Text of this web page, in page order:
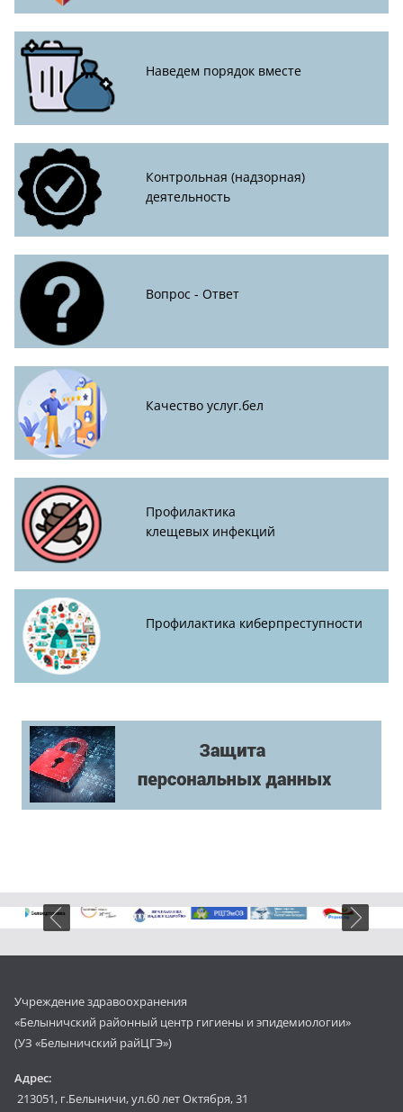
Наведем порядок вместе
Контрольная (надзорная)
деятельность
Вопрос - Ответ
Качество услуг.бел
Профилактика
клещевых инфекций
Профилактика киберпреступности
Учреждение здравоохранения
«Белыничский районный центр гигиены и эпидемиологии»
(УЗ «Белыничский райЦГЭ»)
Адрес:
213051, г.Белыничи, ул.60 лет Октября, 31